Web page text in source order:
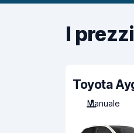
I
Toyota
Manuale